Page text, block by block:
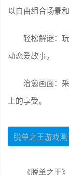
以自由组合场景
轻松解谜：
动恋爱故事。
治愈画面：
上的享受。
脱单之王游戏
《脱单之王